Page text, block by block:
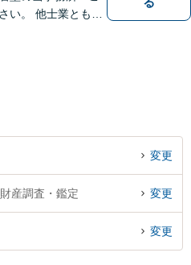
い。 他士業とも連
変更
産調査・鑑定 変更
変更